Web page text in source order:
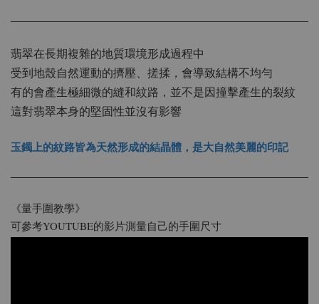
翡翠在長期複雜的地質環境形成過程中
受到地殼自然運動的擠壓、搓揉，會導致結構不均勻
有的會產生極細微的縫和紋路，並不是因撞擊產生的裂紋
這對翡翠本身的堅固性並沒有影響
玉鐲上的紋路皆為天然形成的結晶體，是大自然美麗的印記
《量手圍教學》
可參考YOUTUBE的影片測量自己的手圍尺寸